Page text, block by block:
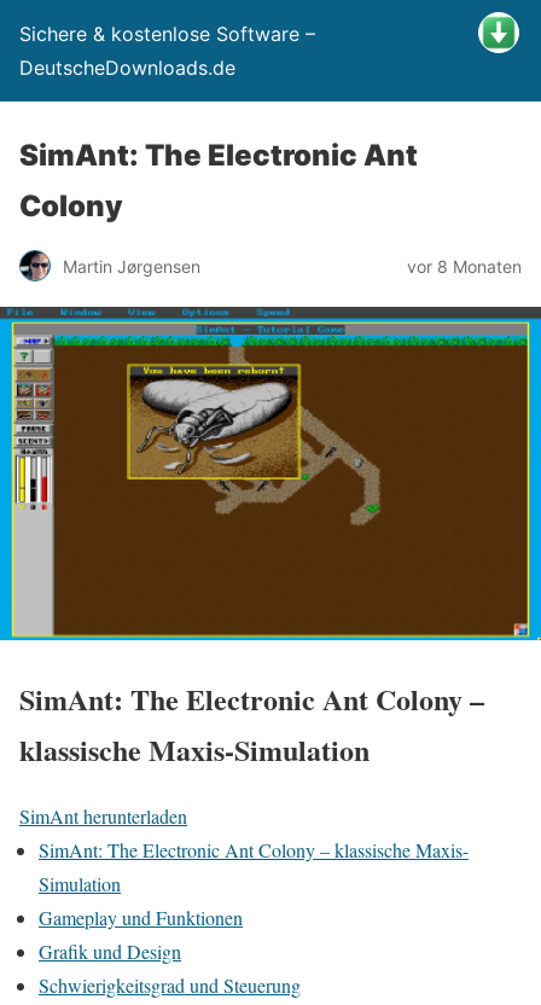
Sichere & kostenlose Software –
DeutscheDownloads.de
SimAnt: The Electronic Ant
Colony
Martin Jørgensen vor 8 Monaten
SimAnt: The Electronic Ant Colony –
klassische Maxis-Simulation
SimAnt herunterladen
SimAnt: The Electronic Ant Colony – klassische Maxis-
Simulation
Gameplay und Funktionen
Grafik und Design
Schwierigkeitsgrad und Steuerung